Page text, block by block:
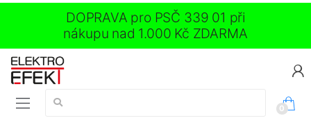
DOPRAVA pro PSČ 339 01 při
nákupu nad 1.000 Kč ZDARMA
Vyhledávání:
0